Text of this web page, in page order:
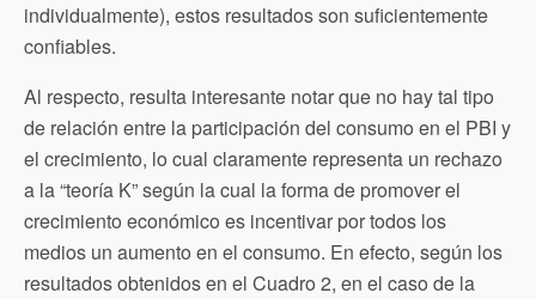
individualmente), estos resultados son suficientemente
confiables.
Al respecto, resulta interesante notar que no hay tal tipo
de relación entre la participación del consumo en el PBI y
el crecimiento, lo cual claramente representa un rechazo
a la “teoría K” según la cual la forma de promover el
crecimiento económico es incentivar por todos los
medios un aumento en el consumo. En efecto, según los
resultados obtenidos en el Cuadro 2, en el caso de la